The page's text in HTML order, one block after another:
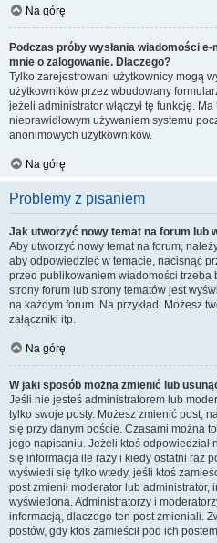
Na górę
Podczas próby wysłania wiadomości
mnie o zalogowanie. Dlaczego?
Tylko zarejestrowani użytkownicy mogą
użytkowników przez wbudowany
jeżeli administrator włączył tę funkcję.
nieprawidłowym używaniem systemu
anonimowych użytkowników.
Na górę
Problemy z pisaniem
Jak utworzyć nowy temat na forum lub
Aby utworzyć nowy temat na forum,
aby odpowiedzieć w temacie, nacisnąć
przed publikowaniem wiadomości trzeba
strony forum lub strony tematów jest
na każdym forum. Na przykład: Możesz
załączniki itp.
Na górę
W jaki sposób można zmienić lub
Jeśli nie jesteś administratorem lub
tylko swoje posty. Możesz zmienić post,
się przy danym poście. Czasami można
jego napisaniu. Jeżeli ktoś odpowiedział
się informacja ile razy i kiedy ostatni raz
wyświetli się tylko wtedy, jeśli ktoś
post zmienił moderator lub administrator,
wyświetlona. Administratorzy i
informacją, dlaczego ten post zmieniali.
postów, gdy ktoś zamieścił pod ich